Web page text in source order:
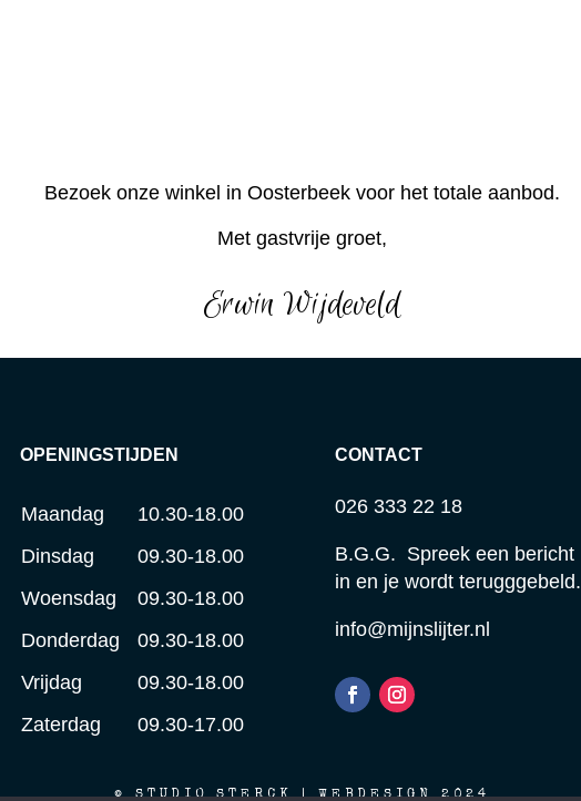
Bezoek onze winkel in Oosterbeek voor het totale aanbod.
Met gastvrije groet,
Erwin Wijdeveld
OPENINGSTIJDEN
Maandag
10.30-18.00
Dinsdag
09.30-18.00
Woensdag
09.30-18.00
Donderdag
09.30-18.00
Vrijdag
09.30-18.00
Zaterdag
09.30-17.00
CONTACT
026 333 22 18
B.G.G. Spreek een bericht
in en je wordt terugggebeld.
info@mijnslijter.nl
© STUDIO STERCK | WEBDESIGN 2024